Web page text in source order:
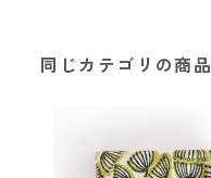
同じカテゴリの商品